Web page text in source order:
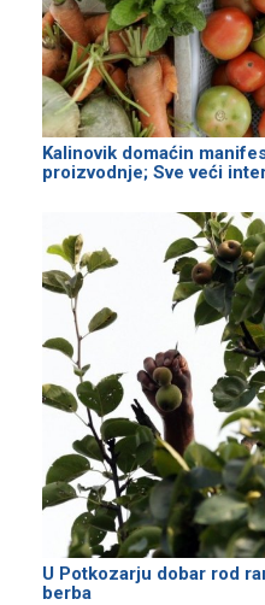
Kalinovik domaćin
proizvodnje; Sve veći
U Potkozarju dobar rod
berba